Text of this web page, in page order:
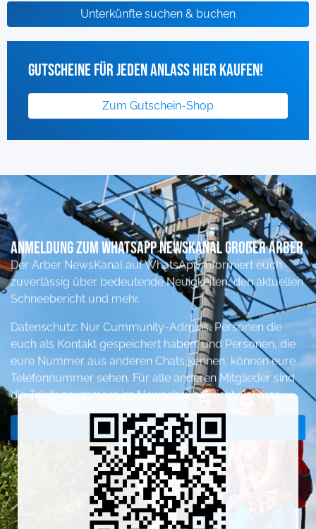
Unterkünfte suchen & buchen
Gutscheine für jeden Anlass hier kaufen!
Zum Gutschein-Shop
Anmeldung zum Whatsapp NewsKanal Großer ARber
Der Arber NewsKanal auf WhatsApp informiert euch
zuverlässig über bedeutende Neuigkeiten, den aktuellen
Schneebericht und mehr.
Datenschutz: Nur Cummunity-Admins, Personen die
euch als Kontakt gespeichert haben, und Personen, die
eure Nummer aus anderen Chats kennen, können eure
Telefonnummer sehen. Für alle anderen Mitglieder sind
die Telefonnummern im Newschannel nicht sichtbar.
Jetzt beitreten